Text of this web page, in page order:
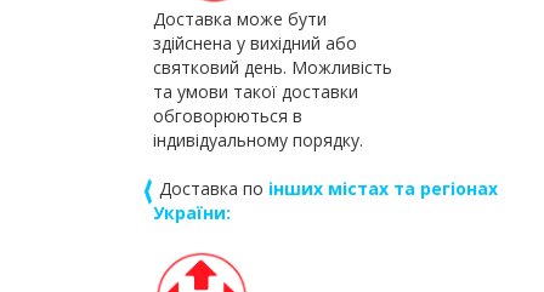
Доставка може бути
здійснена у вихідний або
святковий день. Можливість
та умови такої доставки
обговорюються в
індивідуальному порядку.
‹ Доставка по інших містах та регіонах
України: